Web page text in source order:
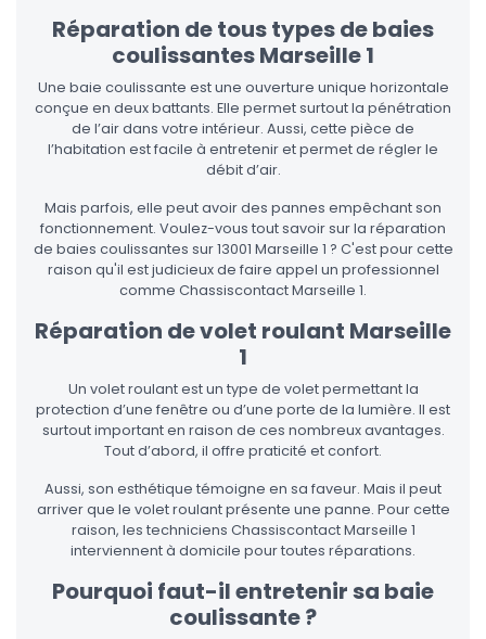
Réparation de tous types de baies
coulissantes Marseille 1
Une baie coulissante est une ouverture unique horizontale
conçue en deux battants. Elle permet surtout la pénétration
de l’air dans votre intérieur. Aussi, cette pièce de
l’habitation est facile à entretenir et permet de régler le
débit d’air.
Mais parfois, elle peut avoir des pannes empêchant son
fonctionnement. Voulez-vous tout savoir sur la réparation
de baies coulissantes sur 13001 Marseille 1 ? C'est pour cette
raison qu'il est judicieux de faire appel un professionnel
comme Chassiscontact Marseille 1.
Réparation de volet roulant Marseille
1
Un volet roulant est un type de volet permettant la
protection d’une fenêtre ou d’une porte de la lumière. Il est
surtout important en raison de ces nombreux avantages.
Tout d’abord, il offre praticité et confort.
Aussi, son esthétique témoigne en sa faveur. Mais il peut
arriver que le volet roulant présente une panne. Pour cette
raison, les techniciens Chassiscontact Marseille 1
interviennent à domicile pour toutes réparations.
Pourquoi faut-il entretenir sa baie
coulissante ?